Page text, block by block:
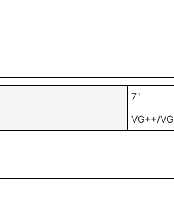
7"
VG++/VG